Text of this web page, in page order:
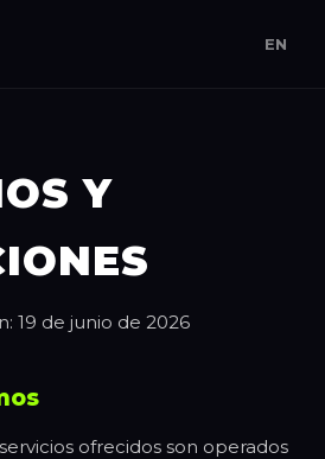
EN
Y
19 de junio de 2026
ofrecidos son operados